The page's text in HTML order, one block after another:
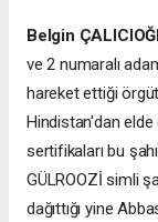
Belgin
ve 2 numaralı
hareket ettiği
Hindistan'dan
sertifikaları bu
GÜLROOZİ simli
dağıttığı yine